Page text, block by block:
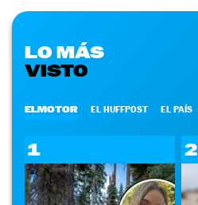
LO MÁS
VISTO
ELMOTOR EL HUFFPOST EL PAÍS
1 2